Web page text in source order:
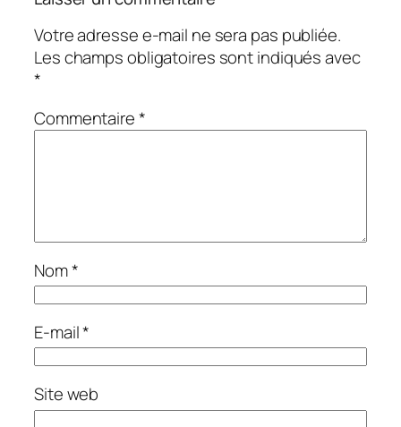
Votre adresse e-mail ne sera pas publiée.
Les champs obligatoires sont indiqués avec
*
Commentaire*
Nom*
E-mail*
Site web